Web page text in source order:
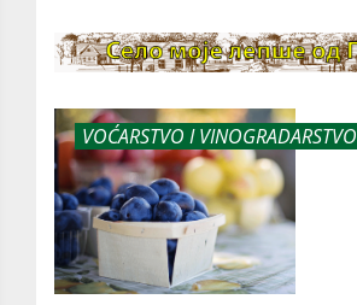
VOĆARSTVO I VINOGRADARSTVO